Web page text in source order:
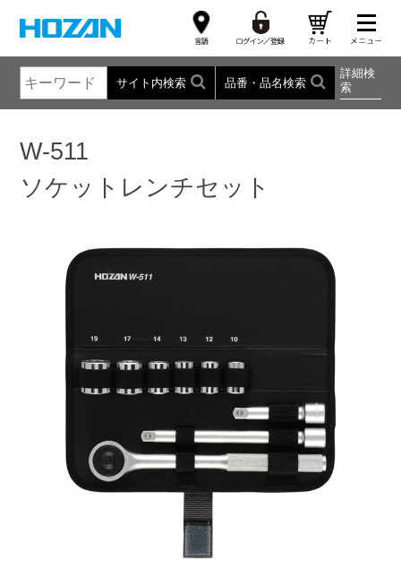
サイト内検索 品番・品名検索
詳細検
索
W-511
ソケットレンチセット